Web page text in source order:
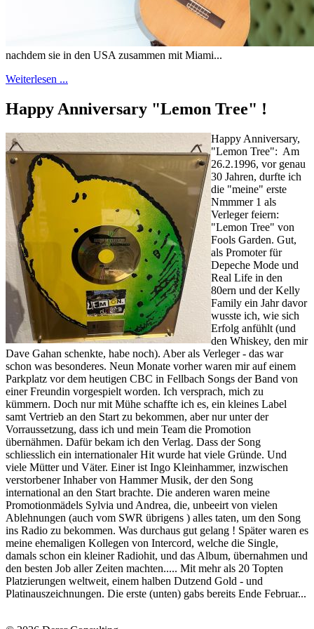
nachdem sie in den USA zusammen mit Miami...
Weiterlesen ...
Happy Anniversary "Lemon Tree" !
Happy Anniversary,
"Lemon Tree": Am
26.2.1996, vor genau
30 Jahren, durfte ich
die "meine" erste
Nmmmer 1 als
Verleger feiern:
"Lemon Tree" von
Fools Garden. Gut,
als Promoter für
Depeche Mode und
Real Life in den
80ern und der Kelly
Family ein Jahr davor
wusste ich, wie sich
Erfolg anfühlt (und
den Whiskey, den mir
Dave Gahan schenkte, habe noch). Aber als Verleger - das war
schon was besonderes. Neun Monate vorher waren mir auf einem
Parkplatz vor dem heutigen CBC in Fellbach Songs der Band von
einer Freundin vorgespielt worden. Ich versprach, mich zu
kümmern. Doch nur mit Mühe schaffte ich es, ein kleines Label
samt Vertrieb an den Start zu bekommen, aber nur unter der
Vorraussetzung, dass ich und mein Team die Promotion
übernähmen. Dafür bekam ich den Verlag. Dass der Song
schliesslich ein internationaler Hit wurde hat viele Gründe. Und
viele Mütter und Väter. Einer ist Ingo Kleinhammer, inzwischen
verstorbener Inhaber von Hammer Musik, der den Song
international an den Start brachte. Die anderen waren meine
Promotionmädels Sylvia und Andrea, die, unbeeirt von vielen
Ablehnungen (auch vom SWR übrigens ) alles taten, um den Song
ins Radio zu bekommen. Was durchaus gut gelang ! Später waren es
meine ehemaligen Kollegen von Intercord, welche die Single,
damals schon ein kleiner Radiohit, und das Album, übernahmen und
den besten Job aller Zeiten machten..... Mit mehr als 20 Topten
Platzierungen weltweit, einem halben Dutzend Gold - und
Platinauszeichnungen. Die erste (unten) gabs bereits Ende Februar...